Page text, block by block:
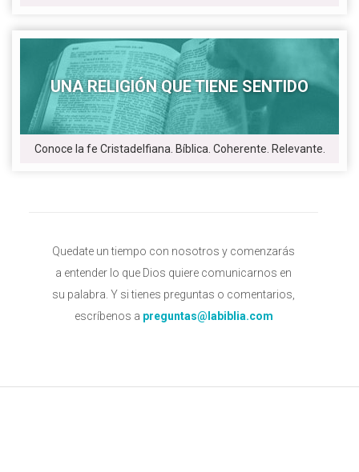
UNA RELIGIÓN QUE TIENE SENTIDO
Conoce la fe Cristadelfiana. Bíblica. Coherente. Relevante.
Quedate un tiempo con nosotros y comenzarás
a entender lo que Dios quiere comunicarnos en
su palabra. Y si tienes preguntas o comentarios,
escríbenos a preguntas@labiblia.com